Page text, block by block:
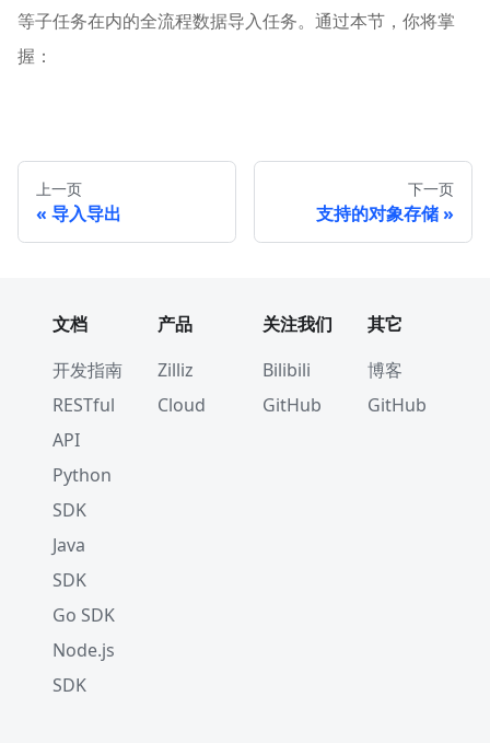
等子任务在内的全流程数据导入任务。通过本节，你将掌
握：
上一页
导入导出
下一页
支持的对象存储
文档
开发指南
RESTful
API
Python
SDK
Java
SDK
Go SDK
Node.js
SDK
产品
Zilliz
Cloud
关注我们
Bilibili
GitHub
其它
博客
GitHub